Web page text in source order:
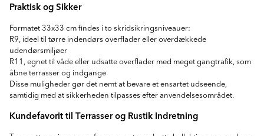
Praktisk og Sikker
Formatet 33x33 cm findes i to skridsikringsniveauer:
R9, ideel til tørre indendørs overflader eller overdækkede
udendørsmiljøer
R11, egnet til våde eller udsatte overflader med meget gangtrafik, som
åbne terrasser og indgange
Disse muligheder gør det nemt at bevare et ensartet udseende,
samtidig med at sikkerheden tilpasses efter anvendelsesområdet.
Kundefavorit til Terrasser og Rustik Indretning